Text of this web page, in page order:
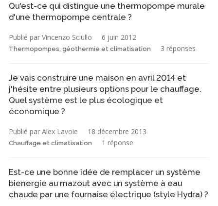
Qu'est-ce qui distingue une thermopompe murale
d'une thermopompe centrale ?
Publié par Vincenzo Sciullo 6 juin 2012
Thermopompes, géothermie et climatisation 3 réponses
Je vais construire une maison en avril 2014 et
j'hésite entre plusieurs options pour le chauffage.
Quel système est le plus écologique et
économique ?
Publié par Alex Lavoie 18 décembre 2013
Chauffage et climatisation 1 réponse
Est-ce une bonne idée de remplacer un système
bienergie au mazout avec un système à eau
chaude par une fournaise électrique (style Hydra) ?